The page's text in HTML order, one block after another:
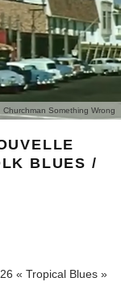
Churchman Something Wrong
BLUES /
« Tropical Blues »